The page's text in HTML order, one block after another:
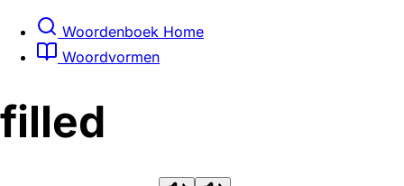
Woordenboek Home
Woordvormen
filled